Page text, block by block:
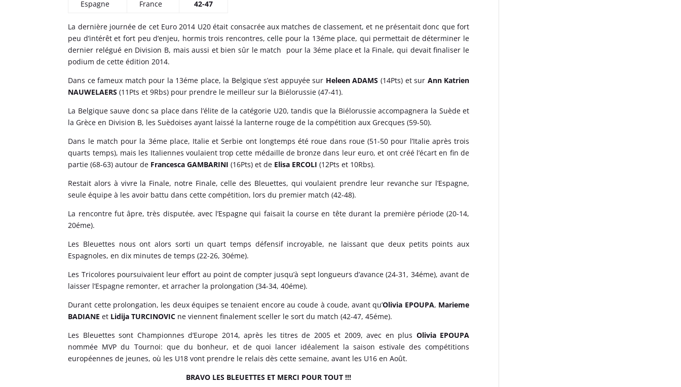
Espagne France 42-47
La dernière journée de cet Euro 2014 U20 était consacrée aux matches de classement, et ne présentait donc que fort
peu d’intérêt et fort peu d’enjeu, hormis trois rencontres, celle pour la 13éme place, qui permettait de déterminer le
dernier relégué en Division B, mais aussi et bien sûr le match pour la 3éme place et la Finale, qui devait finaliser le
podium de cette édition 2014.
Dans ce fameux match pour la 13éme place, la Belgique s’est appuyée sur Heleen ADAMS (14Pts) et sur Ann Katrien
NAUWELAERS (11Pts et 9Rbs) pour prendre le meilleur sur la Biélorussie (47-41).
La Belgique sauve donc sa place dans l’élite de la catégorie U20, tandis que la Biélorussie accompagnera la Suède et
la Grèce en Division B, les Suèdoises ayant laissé la lanterne rouge de la compétition aux Grecques (59-50).
Dans le match pour la 3éme place, Italie et Serbie ont longtemps été roue dans roue (51-50 pour l’Italie après trois
quarts temps), mais les Italiennes voulaient trop cette médaille de bronze dans leur euro, et ont créé l’écart en fin de
partie (68-63) autour de Francesca GAMBARINI (16Pts) et de Elisa ERCOLI (12Pts et 10Rbs).
Restait alors à vivre la Finale, notre Finale, celle des Bleuettes, qui voulaient prendre leur revanche sur l’Espagne,
seule équipe à les avoir battu dans cette compétition, lors du premier match (42-48).
La rencontre fut âpre, très disputée, avec l’Espagne qui faisait la course en tête durant la première période (20-14,
20éme).
Les Bleuettes nous ont alors sorti un quart temps défensif incroyable, ne laissant que deux petits points aux
Espagnoles, en dix minutes de temps (22-26, 30éme).
Les Tricolores poursuivaient leur effort au point de compter jusqu’à sept longueurs d’avance (24-31, 34éme), avant de
laisser l’Espagne remonter, et arracher la prolongation (34-34, 40éme).
Durant cette prolongation, les deux équipes se tenaient encore au coude à coude, avant qu’Olivia EPOUPA, Marieme
BADIANE et Lidija TURCINOVIC ne viennent finalement sceller le sort du match (42-47, 45éme).
Les Bleuettes sont Championnes d’Europe 2014, après les titres de 2005 et 2009, avec en plus Olivia EPOUPA
nommée MVP du Tournoi: que du bonheur, et de quoi lancer idéalement la saison estivale des compétitions
européennes de jeunes, où les U18 vont prendre le relais dès cette semaine, avant les U16 en Août.
BRAVO LES BLEUETTES ET MERCI POUR TOUT !!!